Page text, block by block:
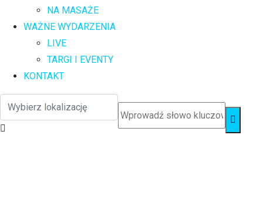
NA MASAŻE
WAŻNE WYDARZENIA
LIVE
TARGI I EVENTY
KONTAKT